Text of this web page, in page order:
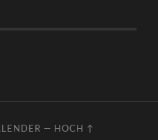
— HOCH ↑